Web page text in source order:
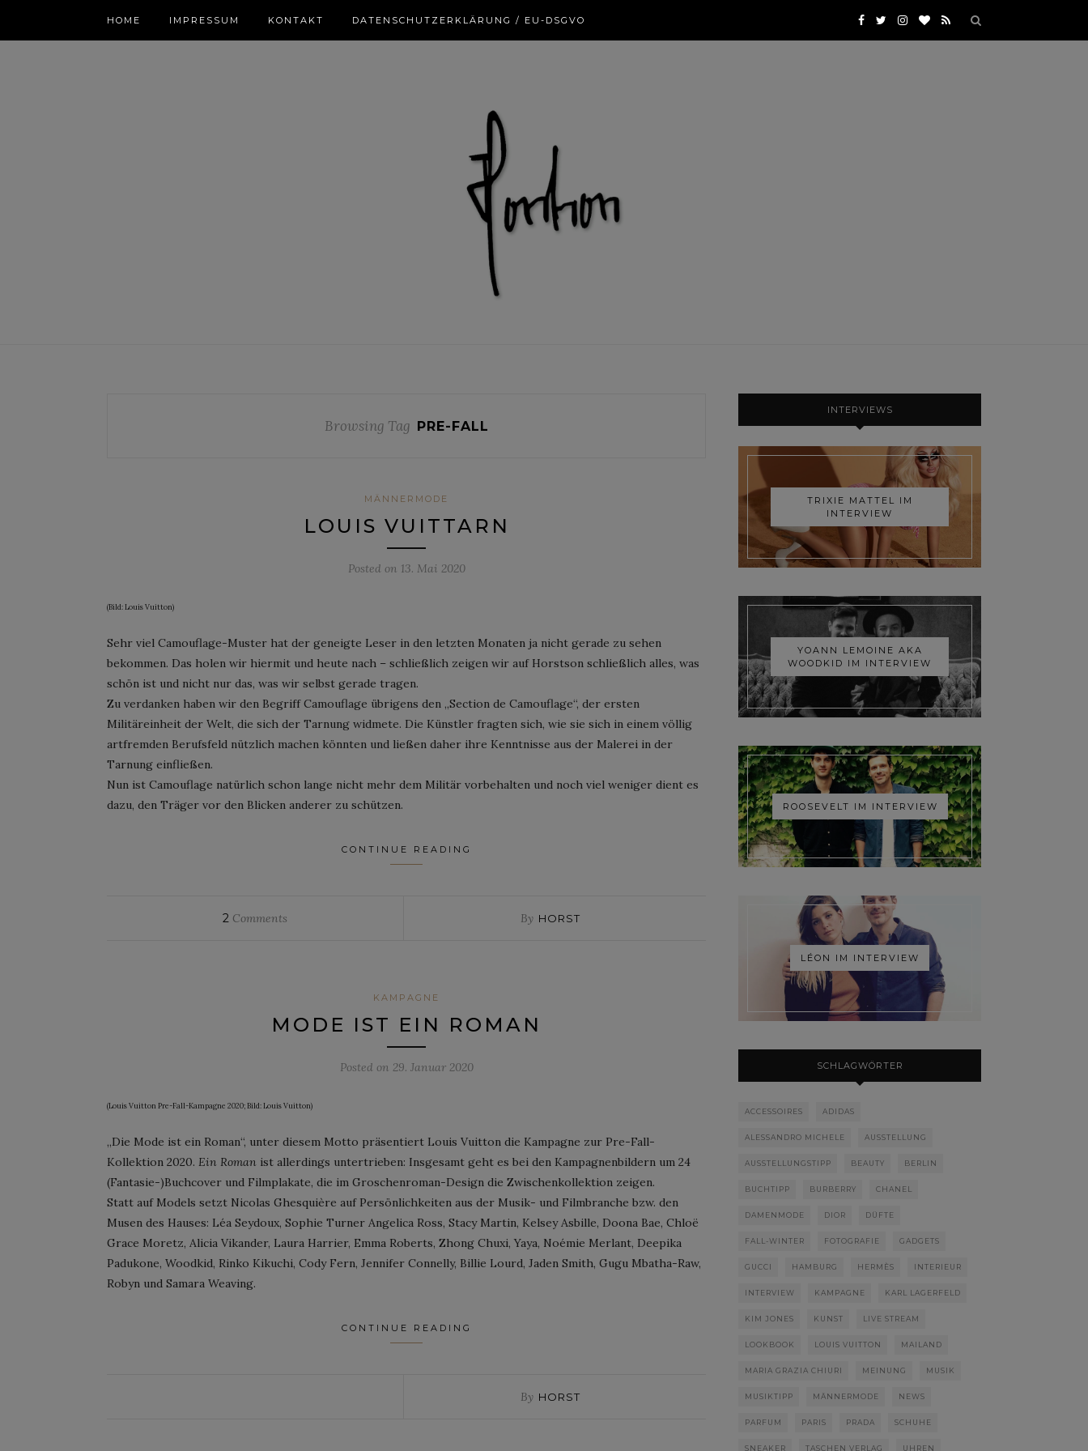
HOME IMPRESSUM KONTAKT DATENSCHUTZERKLÄRUNG / EU-DSGVO
Browsing Tag PRE-FALL
MÄNNERMODE
LOUIS VUITTARN
Posted on 13. Mai 2020
(Bild: Louis Vuitton)
Sehr viel Camouflage-Muster hat der geneigte Leser in den letzten Monaten ja nicht gerade zu sehen
bekommen. Das holen wir hiermit und heute nach – schließlich zeigen wir auf Horstson schließlich alles, was
schön ist und nicht nur das, was wir selbst gerade tragen.
Zu verdanken haben wir den Begriff Camouflage übrigens den „Section de Camouflage“, der ersten
Militäreinheit der Welt, die sich der Tarnung widmete. Die Künstler fragten sich, wie sie sich in einem völlig
artfremden Berufsfeld nützlich machen könnten und ließen daher ihre Kenntnisse aus der Malerei in der
Tarnung einfließen.
Nun ist Camouflage natürlich schon lange nicht mehr dem Militär vorbehalten und noch viel weniger dient es
dazu, den Träger vor den Blicken anderer zu schützen.
CONTINUE READING
2 Comments By HORST
KAMPAGNE
MODE IST EIN ROMAN
Posted on 29. Januar 2020
(Louis Vuitton Pre-Fall-Kampagne 2020; Bild: Louis Vuitton)
„Die Mode ist ein Roman“, unter diesem Motto präsentiert Louis Vuitton die Kampagne zur Pre-Fall-
Kollektion 2020. Ein Roman ist allerdings untertrieben: Insgesamt geht es bei den Kampagnenbildern um 24
(Fantasie-)Buchcover und Filmplakate, die im Groschenroman-Design die Zwischenkollektion zeigen.
Statt auf Models setzt Nicolas Ghesquière auf Persönlichkeiten aus der Musik- und Filmbranche bzw. den
Musen des Hauses: Léa Seydoux, Sophie Turner Angelica Ross, Stacy Martin, Kelsey Asbille, Doona Bae, Chloë
Grace Moretz, Alicia Vikander, Laura Harrier, Emma Roberts, Zhong Chuxi, Yaya, Noémie Merlant, Deepika
Padukone, Woodkid, Rinko Kikuchi, Cody Fern, Jennifer Connelly, Billie Lourd, Jaden Smith, Gugu Mbatha-Raw,
Robyn und Samara Weaving.
CONTINUE READING
By HORST
INTERVIEWS
TRIXIE MATTEL IM
INTERVIEW
YOANN LEMOINE AKA
WOODKID IM INTERVIEW
ROOSEVELT IM INTERVIEW
LÉON IM INTERVIEW
SCHLAGWÖRTER
ACCESSOIRES ADIDAS
ALESSANDRO MICHELE AUSSTELLUNG
AUSSTELLUNGSTIPP BEAUTY BERLIN
BUCHTIPP BURBERRY CHANEL
DAMENMODE DIOR DÜFTE
FALL-WINTER FOTOGRAFIE GADGETS
GUCCI HAMBURG HERMÈS INTERIEUR
INTERVIEW KAMPAGNE KARL LAGERFELD
KIM JONES KUNST LIVE STREAM
LOOKBOOK LOUIS VUITTON MAILAND
MARIA GRAZIA CHIURI MEINUNG MUSIK
MUSIKTIPP MÄNNERMODE NEWS
PARFUM PARIS PRADA SCHUHE
SNEAKER TASCHEN VERLAG UHREN